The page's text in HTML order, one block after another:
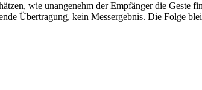
wie unangenehm der Empfänger die Geste
Übertragung, kein Messergebnis. Die Folge